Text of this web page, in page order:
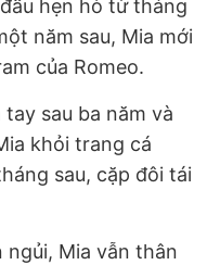
hẹn hò từ tháng
năm sau, Mia mới
của Romeo.
sau ba năm và
khỏi trang cá
sau, cặp đôi tái
Mia vẫn thân